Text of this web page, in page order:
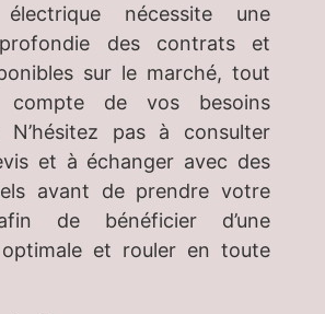
nécessite une
des contrats et
sur le marché, tout
de vos besoins
N’hésitez pas à consulter
et à échanger avec des
avant de prendre votre
de bénéficier d’une
et rouler en toute